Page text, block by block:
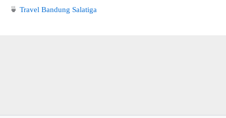
🍵 Travel Bandung Salatiga